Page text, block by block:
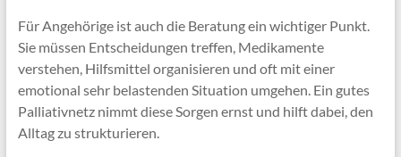
Für Angehörige ist auch die Beratung ein wichtiger Punkt.
Sie müssen Entscheidungen treffen, Medikamente
verstehen, Hilfsmittel organisieren und oft mit einer
emotional sehr belastenden Situation umgehen. Ein gutes
Palliativnetz nimmt diese Sorgen ernst und hilft dabei, den
Alltag zu strukturieren.